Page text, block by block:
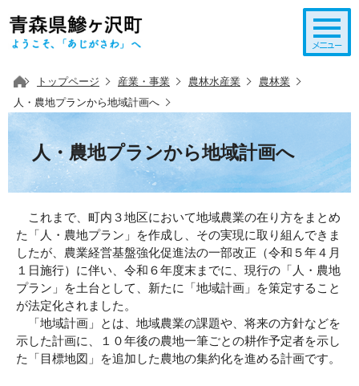
トップページ 産業・事業 農林水産業
農林業
人・農地プランから地域計画へ
人・農地プランから地域計画へ
これまで、町内３地区において地域農業の在り方をまとめ
た「人・農地プラン」を作成し、その実現に取り組んできま
したが、農業経営基盤強化促進法の一部改正（令和５年４月
１日施行）に伴い、令和６年度末までに、現行の「人・農地
プラン」を土台として、新たに「地域計画」を策定すること
が法定化されました。
「地域計画」とは、地域農業の課題や、将来の方針などを
示した計画に、１０年後の農地一筆ごとの耕作予定者を示し
た「目標地図」を追加した農地の集約化を進める計画です。